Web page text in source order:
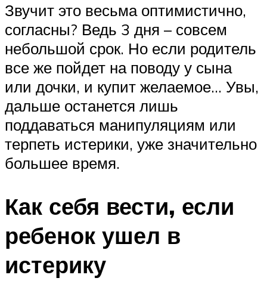
Звучит это весьма оптимистично,
согласны? Ведь 3 дня – совсем
небольшой срок. Но если родитель
все же пойдет на поводу у сына
или дочки, и купит желаемое… Увы,
дальше останется лишь
поддаваться манипуляциям или
терпеть истерики, уже значительно
большее время.
Как себя вести, если
ребенок ушел в
истерику